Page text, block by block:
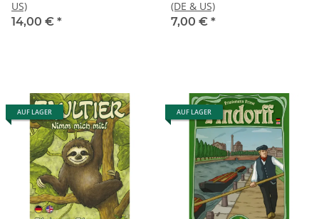
US)
14,00 € *
(DE & US)
7,00 € *
AUF LAGER AUF LAGER